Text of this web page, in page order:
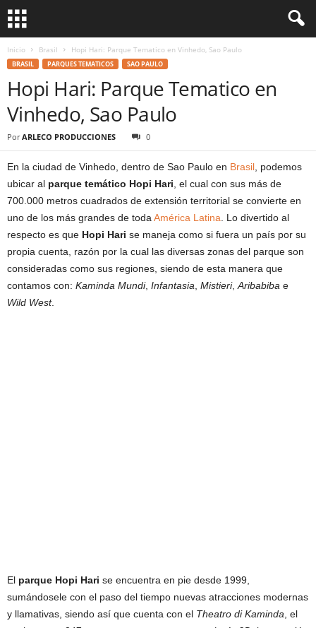
Inicio Brasil Hopi Hari: Parque Tematico en Vinhedo, Sao Paulo
BRASIL PARQUES TEMATICOS SAO PAULO
Hopi Hari: Parque Tematico en
Vinhedo, Sao Paulo
Por ARLECO PRODUCCIONES 0
En la ciudad de Vinhedo, dentro de Sao Paulo en Brasil , podemos
ubicar al parque temático Hopi Hari , el cual con sus más de
700.000 metros cuadrados de extensión territorial se convierte en
uno de los más grandes de toda América Latina . Lo divertido al
respecto es que Hopi Hari se maneja como si fuera un país por su
propia cuenta, razón por la cual las diversas zonas del parque son
consideradas como sus regiones, siendo de esta manera que
contamos con: Kaminda Mundi, Infantasia Mistieri, Aribabiba e
Wild West.
El parque Hopi Hari se encuentra en pie desde 1999,
sumándosele con el paso del tiempo nuevas atracciones modernas
y llamativas, siendo así que cuenta con el Theatro di Kaminda , el